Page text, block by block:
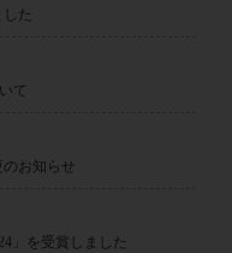
た
て
お知らせ
」を受賞しました